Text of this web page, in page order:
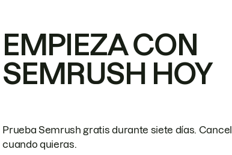
EMPIEZA CON
SEMRUSH HOY
Prueba Semrush gratis durante siete días.
cuando quieras.